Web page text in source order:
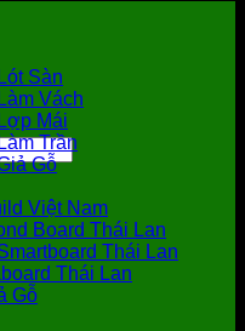
Sàn
Vách
Mái
Trần
Gỗ
Việt Nam
Board Thái Lan
Thái Lan
Thái Lan
Gỗ